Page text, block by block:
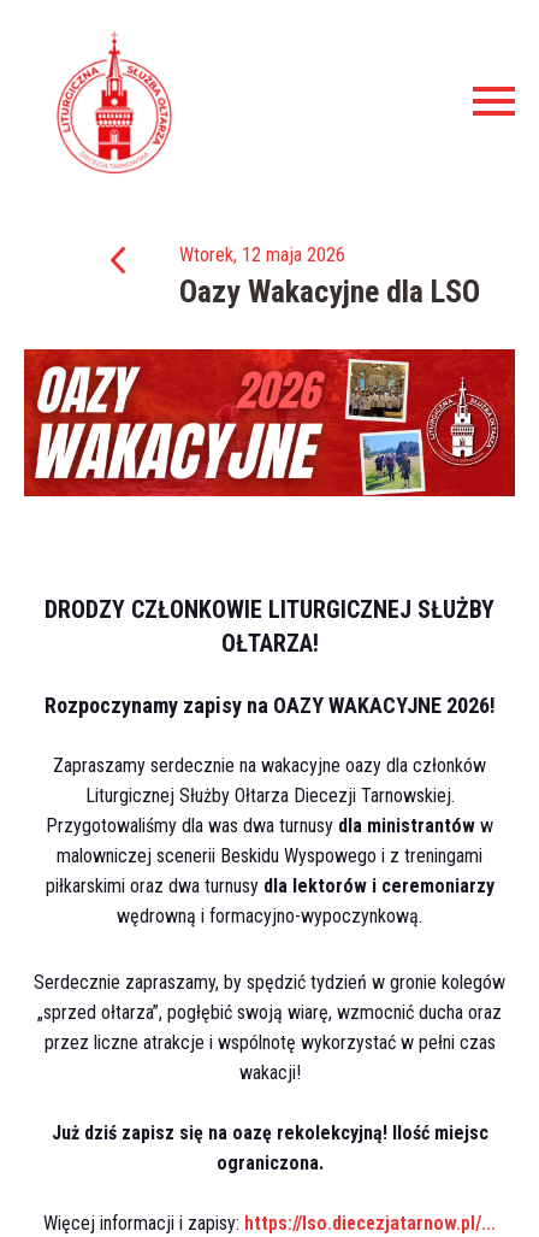
Wtorek, 12 maja 2026
Oazy Wakacyjne dla LSO
DRODZY CZŁONKOWIE LITURGICZNEJ SŁUŻBY
OŁTARZA!
Rozpoczynamy zapisy na OAZY WAKACYJNE 2026!
Zapraszamy serdecznie na wakacyjne oazy dla członków
Liturgicznej Służby Ołtarza Diecezji Tarnowskiej.
Przygotowaliśmy dla was dwa turnusy dla ministrantów w
malowniczej scenerii Beskidu Wyspowego i z treningami
piłkarskimi oraz dwa turnusy dla lektorów i ceremoniarzy
wędrowną i formacyjno-wypoczynkową.
Serdecznie zapraszamy, by spędzić tydzień w gronie kolegów
„sprzed ołtarza”, pogłębić swoją wiarę, wzmocnić ducha oraz
przez liczne atrakcje i wspólnotę wykorzystać w pełni czas
wakacji!
Już dziś zapisz się na oazę rekolekcyjną! Ilość miejsc
ograniczona.
Więcej informacji i zapisy: https://lso.diecezjatarnow.pl/...